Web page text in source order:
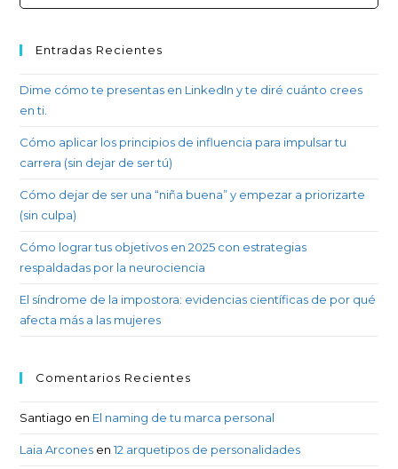
Entradas Recientes
Dime cómo te presentas en LinkedIn y te diré cuánto crees
en ti.
Cómo aplicar los principios de influencia para impulsar tu
carrera (sin dejar de ser tú)
Cómo dejar de ser una “niña buena” y empezar a priorizarte
(sin culpa)
Cómo lograr tus objetivos en 2025 con estrategias
respaldadas por la neurociencia
El síndrome de la impostora: evidencias científicas de por qué
afecta más a las mujeres
Comentarios Recientes
Santiago en El naming de tu marca personal
Laia Arcones en12 arquetipos de personalidades